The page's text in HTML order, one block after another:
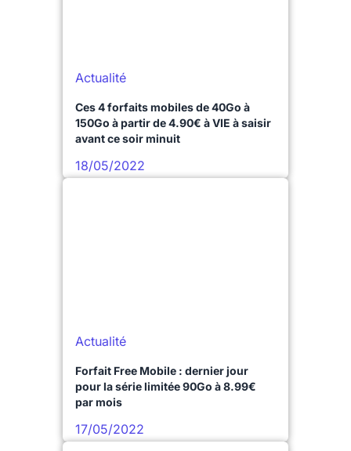
Actualité
Ces 4 forfaits mobiles de 40Go à
150Go à partir de 4.90€ à VIE à saisir
avant ce soir minuit
18/05/2022
Actualité
Forfait Free Mobile : dernier jour
pour la série limitée 90Go à 8.99€
par mois
17/05/2022